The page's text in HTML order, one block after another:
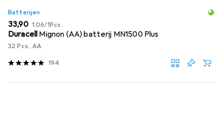
Batterijen
EUR
33,90 EUR
1,06/1Pcs.
Duracell Mignon (AA) batterij MN1500 Plus
32 Pcs., AA
194